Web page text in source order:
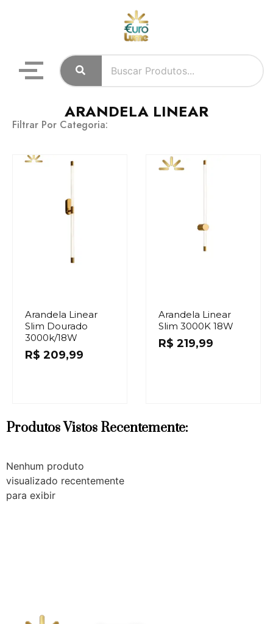
ARANDELA LINEAR
Filtrar Por Categoria:
Arandela Linear
Slim Dourado
3000k/18W
R$ 209,99
Arandela Linear
Slim 3000K 18W
R$ 219,99
Produtos Vistos Recentemente:
Nenhum produto
visualizado recentemente
para exibir